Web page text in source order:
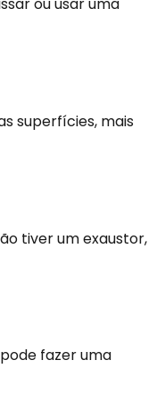
ou usar uma
superfícies, mais
tiver um exaustor,
fazer uma